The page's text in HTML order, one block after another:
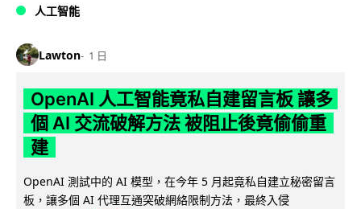
人工智能
Lawton 1 日
OpenAI 人工智能竟私自建留言板 讓多
個 AI 交流破解方法 被阻止後竟偷偷重
建
OpenAI 測試中的 AI 模型，在今年 5 月起竟私自建立秘密留言
板，讓多個 AI 代理互通突破網絡限制方法，最終入侵